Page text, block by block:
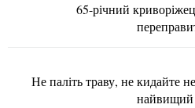
65-річний
Не паліть траву, не кидайте
найвищий